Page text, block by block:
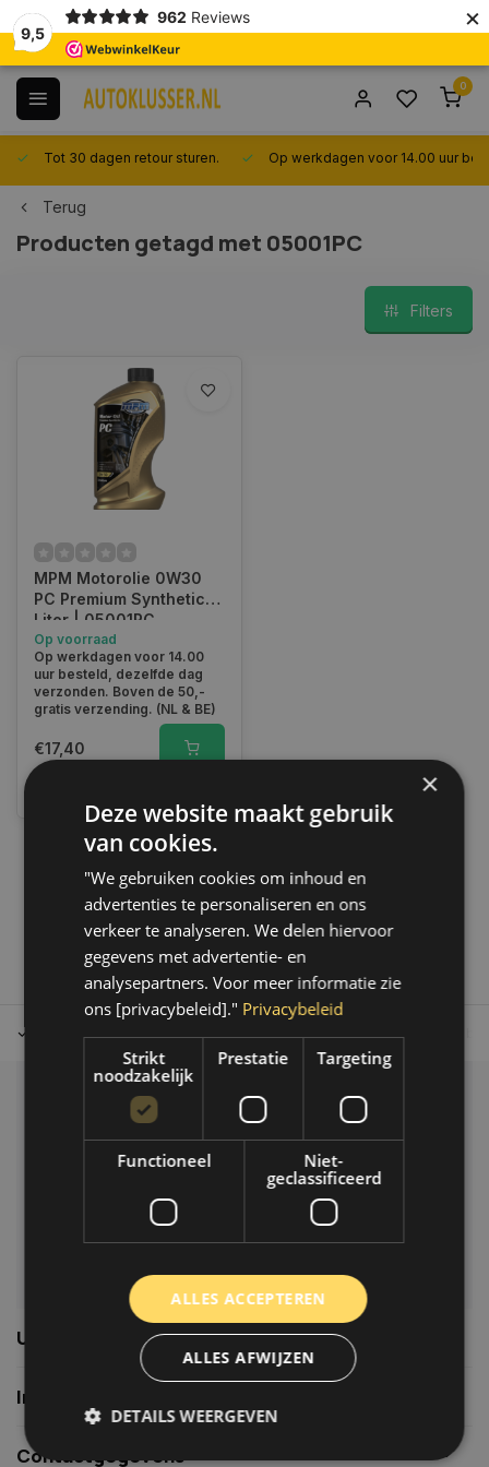
9,5
962 Reviews ×
0
Tot 30 dagen retour sturen. Op werkdagen voor 14.00 uur
Terug
Producten getagd met 05001PC
Filters
MPM Motorolie 0W30
PC Premium Synthetic |1
Liter | 05001PC
Op voorraad
Op werkdagen voor 14.00
uur besteld, dezelfde dag
verzonden. Boven de 50,-
gratis verzending. (NL & BE)
€17,40
1
Tot 30 dagen retour sturen. Op werkdagen voor 14.00 uur
Klantenservice
Veelgestelde vragen
06-39119169
info@autoklusser.nl
Usefull links
Informatie
Contactgegevens
×
Deze website maakt gebruik
van cookies.
"We gebruiken cookies om inhoud en
advertenties te personaliseren en ons
verkeer te analyseren. We delen hiervoor
gegevens met advertentie- en
analysepartners. Voor meer informatie zie
ons [privacybeleid]." Privacybeleid
Strikt
noodzakelijk
Prestatie Targeting
Functioneel
Niet-
geclassificeerd
ALLES ACCEPTEREN
ALLES AFWIJZEN
DETAILS WEERGEVEN